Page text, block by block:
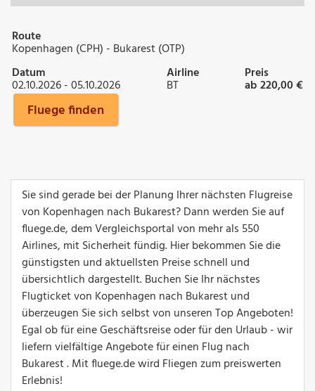
Route
Kopenhagen (CPH) - Bukarest (OTP)
Datum
02.10.2026 - 05.10.2026
Airline
BT
Preis
ab 220,00 €
Fluege finden
Sie sind gerade bei der Planung Ihrer nächsten Flugreise
von Kopenhagen nach Bukarest? Dann werden Sie auf
fluege.de, dem Vergleichsportal von mehr als 550
Airlines, mit Sicherheit fündig. Hier bekommen Sie die
günstigsten und aktuellsten Preise schnell und
übersichtlich dargestellt. Buchen Sie Ihr nächstes
Flugticket von Kopenhagen nach Bukarest und
überzeugen Sie sich selbst von unseren Top Angeboten!
Egal ob für eine Geschäftsreise oder für den Urlaub - wir
liefern vielfältige Angebote für einen Flug nach
Bukarest . Mit fluege.de wird Fliegen zum preiswerten
Erlebnis!